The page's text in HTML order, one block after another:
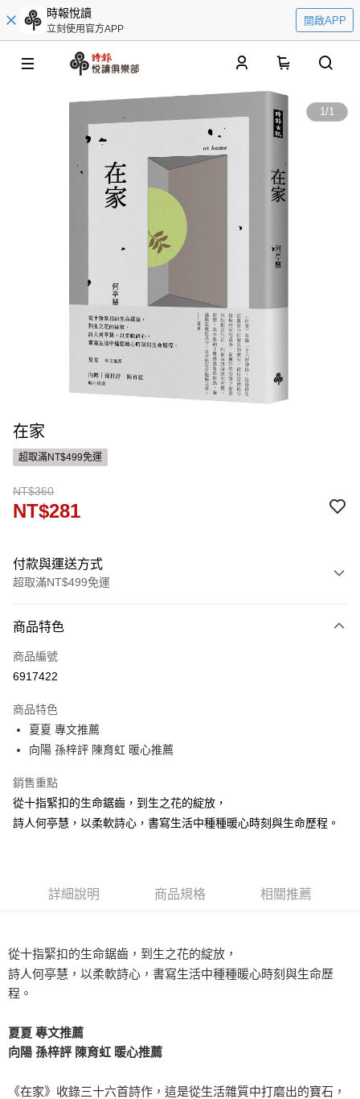
時報悅讀
立刻使用官方APP
開啟APP
1/1
在家
超取滿NT$499免運
NT$360
NT$281
付款與運送方式
超取滿NT$499免運
信用卡一次付款
ATM付款
運送方式
付款後全家取貨
每筆NT$60，滿NT$499(含以上)免運費
付款後7-11取貨
每筆NT$60，滿NT$499(含以上)免運費
商品特色
商品編號
6917422
商品特色
夏夏 專文推薦
向陽 孫梓評 陳育虹 暖心推薦
銷售重點
從十指緊扣的生命鋸齒，到生之花的綻放，
詩人何亭慧，以柔軟詩心，書寫生活中種種暖心時刻與生命歷程。
詳細說明 商品規格 相關推薦
從十指緊扣的生命鋸齒，到生之花的綻放，
詩人何亭慧，以柔軟詩心，書寫生活中種種暖心時刻與生命歷
程。
夏夏 專文推薦
向陽 孫梓評 陳育虹 暖心推薦
《在家》收錄三十六首詩作，這是從生活雜質中打磨出的寶石，